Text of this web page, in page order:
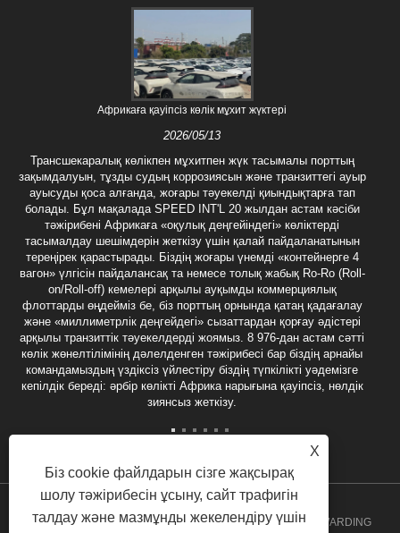
Африкаға қауіпсіз көлік мұхит жүктері
2026/05/13
Трансшекаралық көлікпен мұхитпен жүк тасымалы порттың
зақымдалуын, тұзды судың коррозиясын және транзиттегі ауыр
ауысуды қоса алғанда, жоғары тәуекелді қиындықтарға тап
болады. Бұл мақалада SPEED INT'L 20 жылдан астам кәсіби
тәжірибені Африкаға «оқулық деңгейіндегі» көліктерді
тасымалдау шешімдерін жеткізу үшін қалай пайдаланатынын
тереңірек қарастырады. Біздің жоғары үнемді «контейнерге 4
вагон» үлгісін пайдалансақ та немесе толық жабық Ro-Ro (Roll-
on/Roll-off) кемелері арқылы ауқымды коммерциялық
флоттарды өңдейміз бе, біз порттың орнында қатаң қадағалау
және «миллиметрлік деңгейдегі» сызаттардан қорғау әдістері
арқылы транзиттік тәуекелдерді жоямыз. 8 976-дан астам сәтті
көлік жөнелтілімінің дәлелденген тәжірибесі бар біздің арнайы
командамыздың үздіксіз үйлестіру біздің түпкілікті уәдемізге
кепілдік береді: әрбір көлікті Африка нарығына қауіпсіз, нөлдік
зиянсыз жеткізу.
Copyright 2020 GUANCHHOU SPEED INT'L FREIGHT FORWARDING
X
Біз cookie файлдарын сізге жақсырақ
шолу тәжірибесін ұсыну, сайт трафигін
талдау және мазмұнды жекелендіру үшін